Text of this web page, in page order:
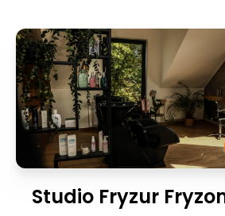
Studio Fryzur